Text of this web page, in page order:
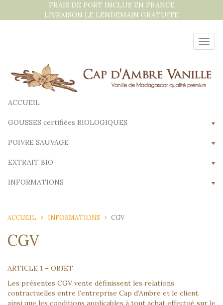
FRAIS DE PORT INCLUS EN FRANCE
LIVRAISON LE LENDEMAIN GRATUITE
la
ACCUEIL
GOUSSES certifiées BIOLOGIQUES
POIVRE SAUVAGE
EXTRAIT BIO
INFORMATIONS
ACCUEIL INFORMATIONS CGV
CGV
ARTICLE 1 – OBJET
Les présentes CGV vente définissent les relations
contractuelles entre l’entreprise Cap d’Ambre et le client,
ainsi que les conditions applicables à tout achat effectué sur le